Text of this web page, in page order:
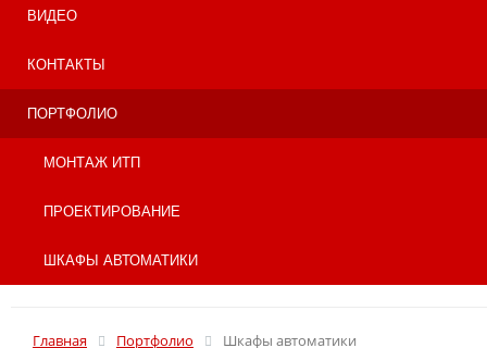
ВИДЕО
КОНТАКТЫ
ПОРТФОЛИО
МОНТАЖ ИТП
ПРОЕКТИРОВАНИЕ
ШКАФЫ АВТОМАТИКИ
Главная Портфолио Шкафы автоматики